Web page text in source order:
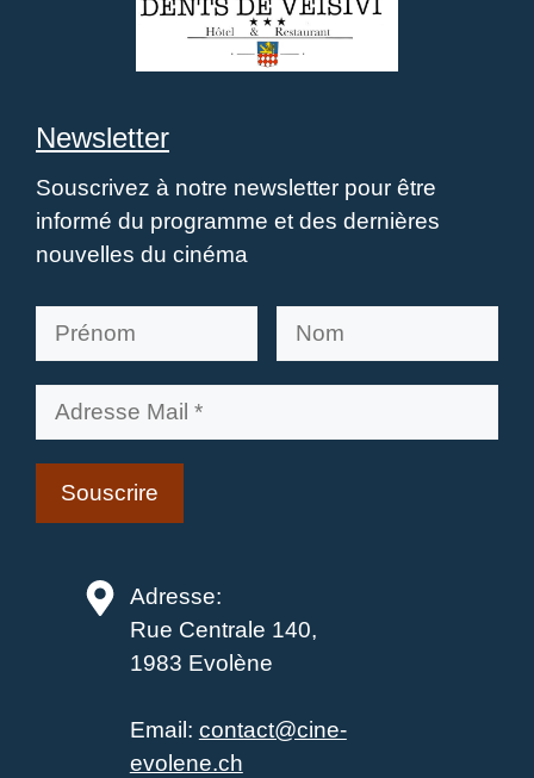
Newsletter
Souscrivez à notre newsletter pour être
informé du programme et des dernières
nouvelles du cinéma
Adresse:
Rue Centrale 140,
1983 Evolène
Email: contact@cine-
evolene.ch